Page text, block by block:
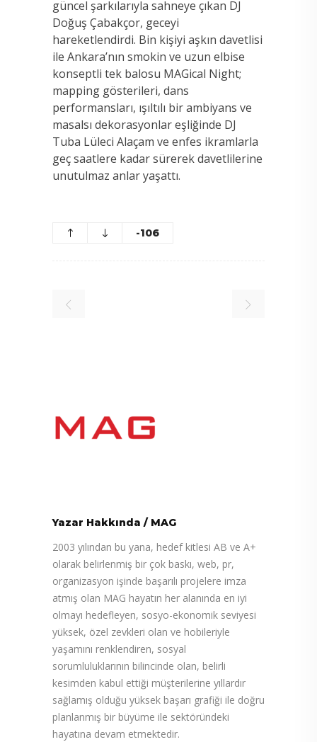
güncel şarkılarıyla sahneye çıkan DJ
Doğuş Çabakçor, geceyi
hareketlendirdi. Bin kişiyi aşkın davetlisi
ile Ankara’nın smokin ve uzun elbise
konseptli tek balosu MAGical Night;
mapping gösterileri, dans
performansları, ışıltılı bir ambiyans ve
masalsı dekorasyonlar eşliğinde DJ
Tuba Lüleci Alaçam ve enfes ikramlarla
geç saatlere kadar sürerek davetlilerine
unutulmaz anlar yaşattı.
-106
Yazar Hakkında / MAG
2003 yılından bu yana, hedef kitlesi AB ve A+
olarak belirlenmiş bir çok baskı, web, pr,
organizasyon işinde başarılı projelere imza
atmış olan MAG hayatın her alanında en iyi
olmayı hedefleyen, sosyo-ekonomik seviyesi
yüksek, özel zevkleri olan ve hobileriyle
yaşamını renklendiren, sosyal
sorumluluklarının bilincinde olan, belirli
kesimden kabul ettiği müşterilerine yıllardır
sağlamış olduğu yüksek başarı grafiği ile doğru
planlanmış bir büyüme ile sektöründeki
hayatına devam etmektedir.